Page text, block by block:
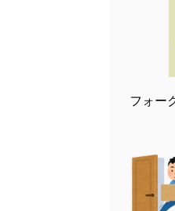
フォー